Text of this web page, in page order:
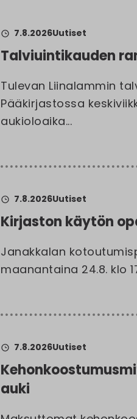
7.8.2026Uutiset
Talviuintikauden
Tulevan Liinalammin
Pääkirjastossa
aukioloaika...
7.8.2026Uutiset
Kirjaston käytön
Janakkalan
maanantaina 24.8. klo
7.8.2026Uutiset
auki